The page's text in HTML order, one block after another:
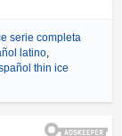
serie completa
latino,
thin ice